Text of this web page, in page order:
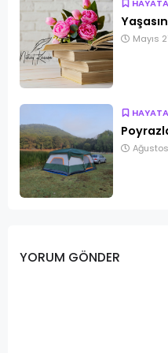
Mayıs
YORUM GÖNDER